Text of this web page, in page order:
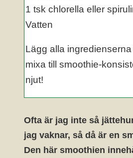
1 tsk chlorella eller
Vatten
Lägg alla
mixa till smoothie-
njut!
Ofta är jag inte så
jag vaknar, så då är en
Den här smoothien